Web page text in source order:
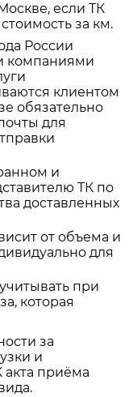
если ТК
за км.
России
компаниями
клиентом
обязательно
для
и
ТК по
доставленных
от объема и
для
при
которая
за
и
акта приёма